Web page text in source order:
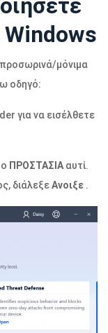
μόνιμα
οδηγό:
για να εισέλθετε
ΠΡΟΣΤΑΣΙΑ αυτί.
διάλεξεΑνοιξε .